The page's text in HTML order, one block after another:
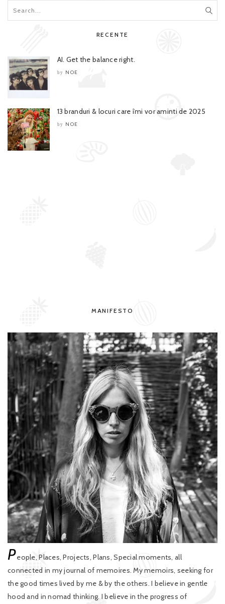
RECENTE
AI. Get the balance right.
by NOE
13 branduri & locuri care îmi vor aminti de 2025
by NOE
MANIFESTO
People, Places, Projects, Plans, Special moments, all
connected in my journal of memoires. My memoirs, seeking for
the good times lived by me & by the others. I believe in gentle
hood and in nomad thinking. I believe in the progress of